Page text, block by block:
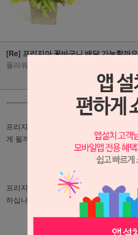
[Re] 프리지아 꽃바구니 배달 가능할까
플라워리퍼블릭
프리지아 꽃바구니 1월19일 수영구 그
게 될까요?
프리지아는 봄에만나오는꽃이라 현재
하십니다! 싸이즈는 탁상에 놓는 사이즈